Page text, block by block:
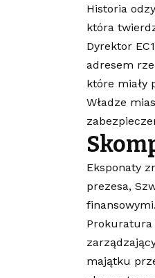
Historia
która
Dyrektor
adresem
które miały
Władze
Eksponaty
prezesa,
Prokuratura
majątku